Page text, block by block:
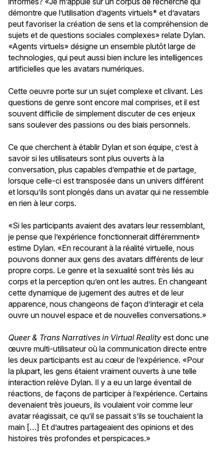
démontre que l’utilisation d’agents virtuels* et d’avatars
peut favoriser la création de sens et la compréhension de
sujets et de questions sociales complexes» relate Dylan.
«Agents virtuels» désigne un ensemble plutôt large de
technologies, qui peut aussi bien inclure les intelligences
artificielles que les avatars numériques.
Cette oeuvre porte sur un sujet complexe et clivant. Les
questions de genre sont encore mal comprises, et il est
souvent difficile de simplement discuter de ces enjeux
sans soulever des passions ou des biais personnels.
Ce que cherchent à établir Dylan et son équipe, c’est à
savoir si les utilisateurs sont plus ouverts à la
conversation, plus capables d’empathie et de partage,
lorsque celle-ci est transposée dans un univers différent
et lorsqu’ils sont plongés dans un avatar qui ne ressemble
en rien à leur corps.
«Si les participants avaient des avatars leur ressemblant,
je pense que l’expérience fonctionnerait différemment»
estime Dylan. «En recourant à la réalité virtuelle, nous
pouvons donner aux gens des avatars différents de leur
propre corps. Le genre et la sexualité sont très liés au
corps et la perception qu’en ont les autres. En changeant
cette dynamique de jugement des autres et de leur
apparence, nous changeons de façon d’interagir et cela
ouvre un nouvel espace et de nouvelles conversations.»
Queer & Trans Narratives in Virtual Reality est donc une
œuvre multi-utilisateur où la communication directe entre
les deux participants est au cœur de l’expérience. «Pour
la plupart, les gens étaient vraiment ouverts à une telle
interaction relève Dylan. Il y a eu un large éventail de
réactions, de façons de participer à l’expérience. Certains
devenaient très joueurs, ils voulaient voir comme leur
avatar réagissait, ce qu’il se passait s’ils se touchaient la
main […] Et d’autres partageaient des opinions et des
histoires très profondes et perspicaces.»